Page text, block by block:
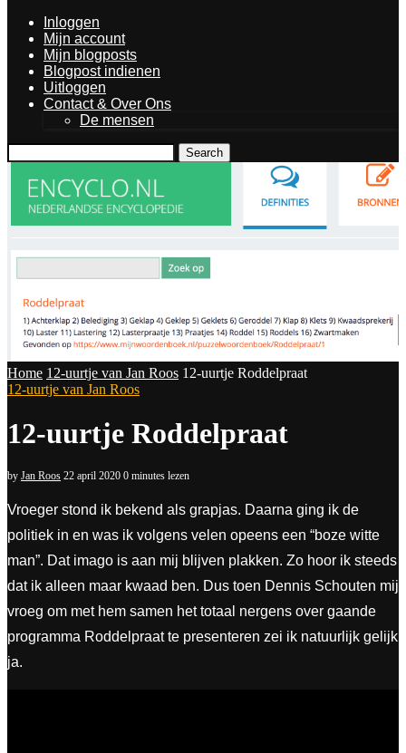
Inloggen
Mijn account
Mijn blogposts
Blogpost indienen
Uitloggen
Contact & Over Ons
De mensen
Search
Home 12-uurtje van Jan Roos 12-uurtje Roddelpraat
12-uurtje van Jan Roos
12-uurtje Roddelpraat
by Jan Roos 22 april 2020 0 minutes lezen
Vroeger stond ik bekend als grapjas. Daarna ging ik de
politiek in en was ik volgens velen opeens een “boze witte
man”. Dat imago is aan mij blijven plakken. Zo hoor ik steeds
dat ik alleen maar kwaad ben. Dus toen Dennis Schouten mij
vroeg om met hem samen het totaal nergens over gaande
programma Roddelpraat te presenteren zei ik natuurlijk gelijk
ja.